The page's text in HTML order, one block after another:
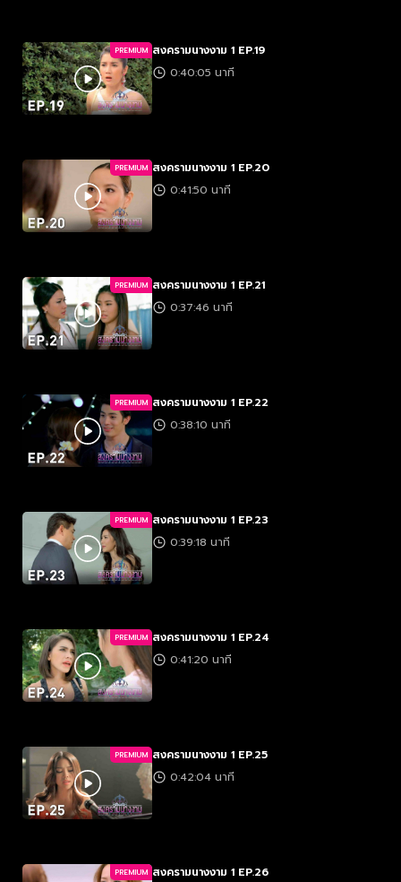
PREMIUM สงครามนางงาม 1 EP.19
0:40:05 นาที
PREMIUM สงครามนางงาม 1 EP.20
0:41:50 นาที
PREMIUM สงครามนางงาม 1 EP.21
0:37:46 นาที
PREMIUM สงครามนางงาม 1 EP.22
0:38:10 นาที
PREMIUM สงครามนางงาม 1 EP.23
0:39:18 นาที
PREMIUM สงครามนางงาม 1 EP.24
0:41:20 นาที
PREMIUM สงครามนางงาม 1 EP.25
0:42:04 นาที
PREMIUM สงครามนางงาม 1 EP.26